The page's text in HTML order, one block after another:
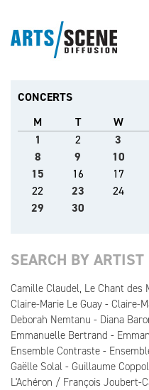
CONCERTS
M
T W
1
2 3
8
9 10
15
16 17
22
23 24
29
30
SEARCH BY ARTIST
Camille Claudel, Le Chant des
Claire-Marie Le Guay
Claire-
Deborah Nemtanu
Diana
Emmanuelle Bertrand
Ensemble Contraste
Gaëlle Solal
Guillaume
L'Achéron / François Joubert-